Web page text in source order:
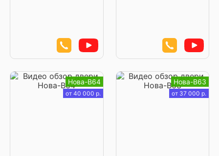
Нова-В64
от 40 000 р.
Нова-В63
от 37 000 р.